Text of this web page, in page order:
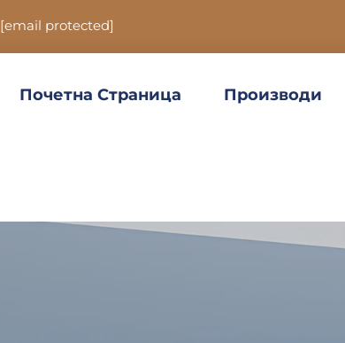
[email protected]
Почетна Страница Производи